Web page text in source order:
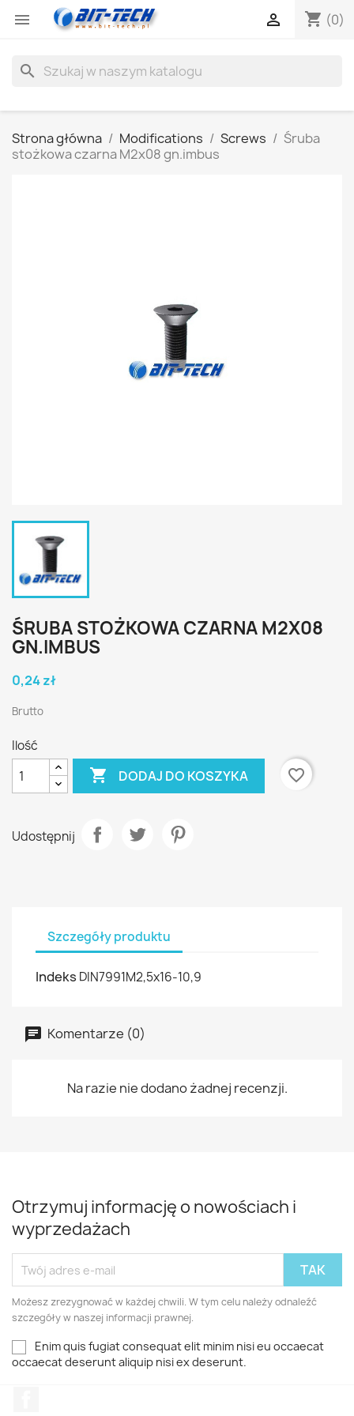
 shopping_cart (0)

search
Strona główna Modifications Screws
Śruba
stożkowa czarna M2x08 gn.imbus
ŚRUBA STOŻKOWA CZARNA M2X08
GN.IMBUS
0,24 zł
Brutto
Ilość
 DODAJ DO KOSZYKA favorite_border
Udostępnij
Szczegóły produktu
Indeks DIN7991M2,5x16-10,9
Komentarze (0)
Na razie nie dodano żadnej recenzji.
Otrzymuj informację o nowościach i
wyprzedażach
Możesz zrezygnować w każdej chwili. W tym celu należy odnaleźć
szczegóły w naszej informacji prawnej.
Enim quis fugiat consequat elit minim nisi eu occaecat
occaecat deserunt aliquip nisi ex deserunt.